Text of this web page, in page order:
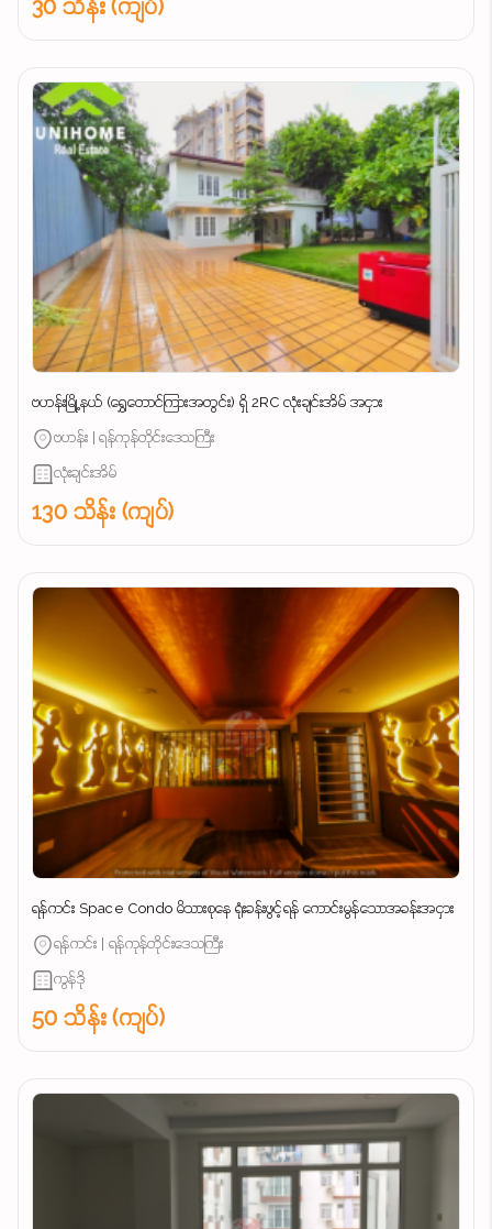
30 သိန်း (ကျပ်)
ဗဟန်းမြို့နယ် (ရွှေတောင်ကြားအတွင်း) ရှိ 2RC လုံးချင်းအိမ် အငှား
ဗဟန်း | ရန်ကုန်တိုင်းဒေသကြီး
လုံးချင်းအိမ်
130 သိန်း (ကျပ်)
ရန်ကင်း Space Condo မိသားစုနေ ရုံးခန်းဖွင့်ရန် ကောင်းမွန်သောအခန်းအငှား
ရန်ကင်း | ရန်ကုန်တိုင်းဒေသကြီး
ကွန်ဒို
50 သိန်း (ကျပ်)